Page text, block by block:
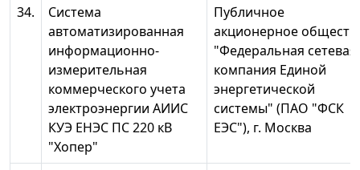
34.
Система
автоматизированная
информационно-
измерительная
коммерческого учета
электроэнергии АИИС
КУЭ ЕНЭС ПС 220 кВ
"Хопер"
Публичное
акционерное
"Федеральная сетевая
компания Единой
энергетической
системы" (ПАО "ФСК
ЕЭС"), г. Москва